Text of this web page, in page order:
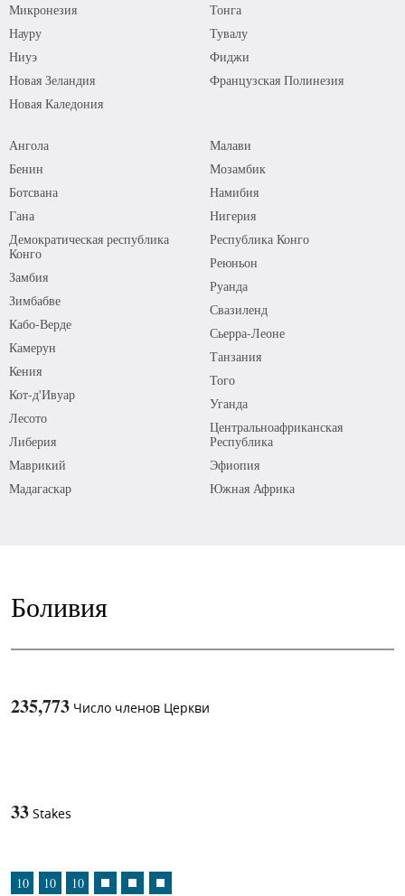
Микронезия
Науру
Ниуэ
Новая Зеландия
Новая Каледония
Тонга
Тувалу
Фиджи
Французская Полинезия
Ангола
Бенин
Ботсвана
Гана
Демократическая республика
Конго
Замбия
Зимбабве
Кабо-Верде
Камерун
Кения
Кот-д'Ивуар
Лесото
Либерия
Маврикий
Мадагаскар
Малави
Мозамбик
Намибия
Нигерия
Республика Конго
Реюньон
Руанда
Свазиленд
Сьерра-Леоне
Танзания
Того
Уганда
Центральноафриканская
Республика
Эфиопия
Южная Африка
Боливия
235,773 Число членов Церкви
33 Stakes
10 10 10